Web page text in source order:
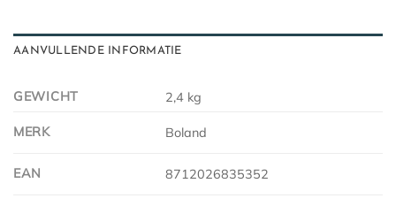
AANVULLENDE INFORMATIE
GEWICHT 2,4 kg
MERK Boland
EAN 8712026835352